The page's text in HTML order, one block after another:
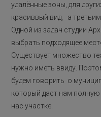
удалённые зоны, для
красиввый вид, а
Одной из задач студии
выбрать подходящее
Существует множество
нужно иметь ввиду.
будем говорить о
который даст нам
нас участке.